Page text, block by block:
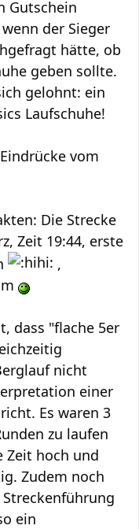
Gutschein
der Sieger
hätte, ob
geben sollte.
gelohnt: ein
Laufschuhe!
vom
Die Strecke
Zeit 19:44, erste
,
dass "flache 5er
nicht
einer
Es waren 3
zu laufen
Zeit hoch und
Zudem noch
ein